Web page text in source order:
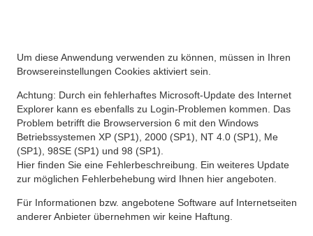
Um diese Anwendung verwenden zu können, müssen in Ihren
Browsereinstellungen Cookies aktiviert sein.
Achtung: Durch ein fehlerhaftes Microsoft-Update des Internet
Explorer kann es ebenfalls zu Login-Problemen kommen. Das
Problem betrifft die Browserversion 6 mit den Windows
Betriebssystemen XP (SP1), 2000 (SP1), NT 4.0 (SP1), Me
(SP1), 98SE (SP1) und 98 (SP1).
Hier finden Sie eine Fehlerbeschreibung. Ein weiteres Update
zur möglichen Fehlerbehebung wird Ihnen hier angeboten.
Für Informationen bzw. angebotene Software auf Internetseiten
anderer Anbieter übernehmen wir keine Haftung.